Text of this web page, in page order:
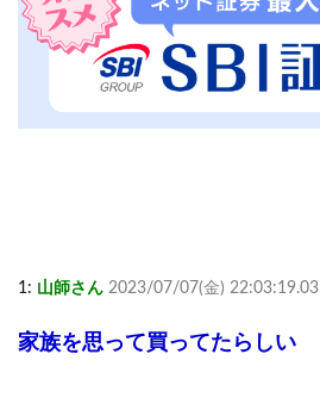
1: 山師さん 2023/07/07(金) 22:03:19.03
家族を思って買ってたらしい